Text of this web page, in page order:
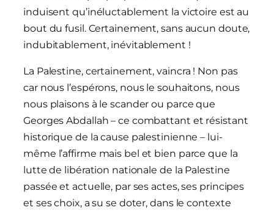
induisent qu’inéluctablement la victoire est au
bout du fusil. Certainement, sans aucun doute,
indubitablement, inévitablement !
La Palestine, certainement, vaincra ! Non pas
car nous l’espérons, nous le souhaitons, nous
nous plaisons à le scander ou parce que
Georges Abdallah – ce combattant et résistant
historique de la cause palestinienne – lui-
même l’affirme mais bel et bien parce que la
lutte de libération nationale de la Palestine
passée et actuelle, par ses actes, ses principes
et ses choix, a su se doter, dans le contexte